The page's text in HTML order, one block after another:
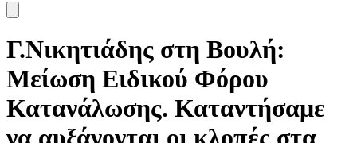
Γ.Νικητιάδης στη Βουλή:
Μείωση Ειδικού Φόρου
Κατανάλωσης. Καταντήσαμε